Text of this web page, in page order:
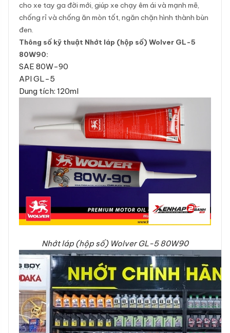
cho xe tay ga đời mới, giúp xe chạy êm ái và mạnh mẽ,
chống rỉ và chống ăn mòn tốt, ngăn chặn hình thành bùn
đen.
Thông số kỹ thuật Nhớt láp (hộp số) Wolver GL-5
80W90:
SAE 80W-90
API GL-5
Dung tích: 120ml
Nhớt láp (hộp số) Wolver GL-5 80W90